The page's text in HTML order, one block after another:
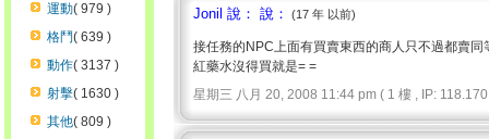
運動( 979 )
格鬥( 639 )
動作( 3137 )
射擊( 1630 )
其他( 809 )
Jonil 說： 說： (17 年 以前)
接任務的NPC上面有買賣東西的商人只不過都賣
紅藥水沒得買就是= =
星期三 八月 20, 2008 11:44 pm ( 1 樓 , IP: